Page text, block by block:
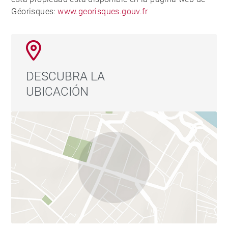
Géorisques:www.georisques.gouv.fr
DESCUBRA LA
UBICACIÓN